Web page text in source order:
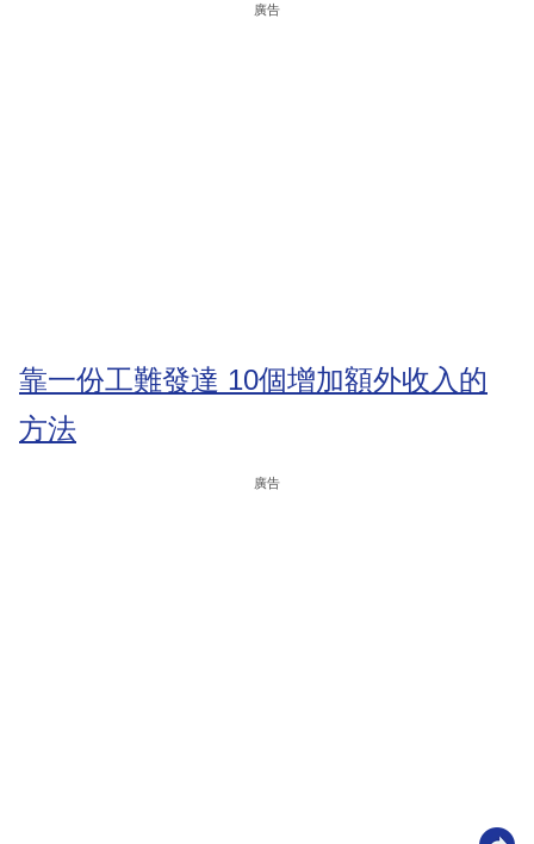
廣告
靠一份工難發達 10個增加額外收入的
方法
廣告